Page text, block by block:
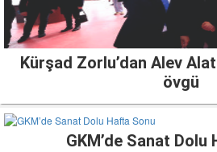
Kürşad Zorlu’dan Alev
övgü
GKM’de Sanat Dolu